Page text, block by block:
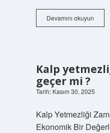
Devamını okuyunTürkiye
Maarif
Kalp
geçer mi ?
Tarih: Kasım 30, 2025
Kalp Yetmezliği
Ekonomik Bir